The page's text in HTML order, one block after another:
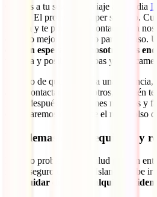
Gracias a tu seguro de viaje a Islandia
pasará. El proceso es súper sencillo.
médica y te pongas en contacto con
cercano mejor preparado para tu caso.
estarán esperando y nosotros nos
tu visita y posibles pruebas y
En caso de que, debido a una
antes contactar con nosotros, también
llegar después los informes médicos y
encargaremos de hacerte el reembolso
Problemas con tu equipaje y
No solo problemas de salud pueden
mejor seguro de viaje a Islandia debe ir
cuidar de ti en cualquier